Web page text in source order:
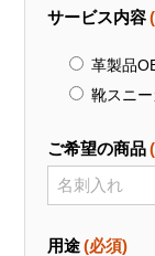
サービス内容
革製品
靴スニ
ご希望の商品
用途 (必須)